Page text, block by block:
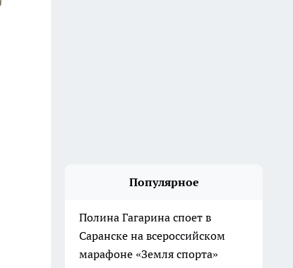
Популярное
Полина Гагарина споет в
Саранске на всероссийском
марафоне «Земля спорта»